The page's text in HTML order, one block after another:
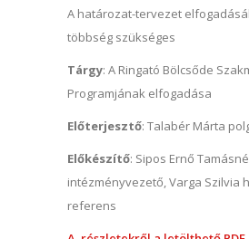
A határozat-tervezet
többség szükséges
Tárgy: A Ringató Bölcsőde
Programjának elfogadása
Előterjesztő: Talabér Márta
Előkészítő: Sipos Ernő Tamásné
intézményvezető, Varga Szilvia
referens